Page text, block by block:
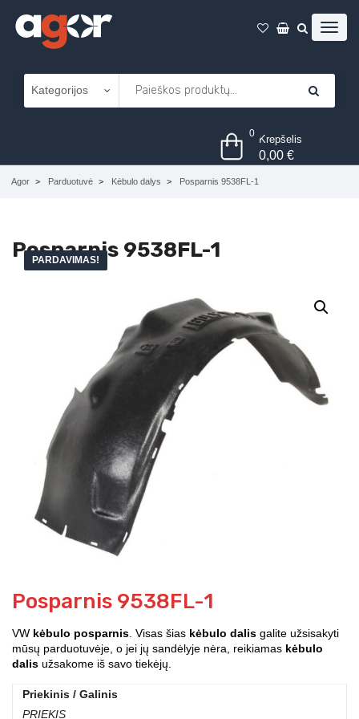
0 Krepšelis
0,00€
Agor Parduotuvė Kėbulo dalys Posparnis 9538FL-1
Posparnis 9538FL-1
PARDAVIMAS!
Posparnis 9538FL-1
VW kėbulo posparnis . Visas šias kėbulo dalis galite užsisakyti
mūsų parduotuvėje, o jei jų sandėlyje nėra, reikiamas kėbulo
dalis užsakome iš savo tiekėjų.
Priekinis / Galinis
PRIEKIS